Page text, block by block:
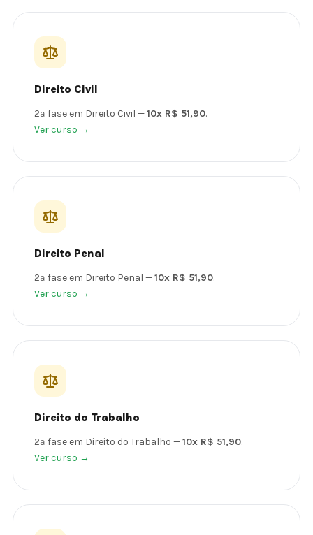
Direito Civil
2ª fase em Direito Civil —10x R$ 51,90.
Ver curso →
Direito Penal
2ª fase em Direito Penal —10x R$ 51,90.
Ver curso →
Direito do Trabalho
2ª fase em Direito do Trabalho —10x R$ 51,90.
Ver curso →